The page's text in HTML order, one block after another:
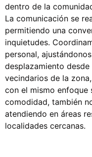
dentro de la
La comunicación se
permitiendo una
inquietudes.
personal,
desplazamiento
vecindarios de la
con el mismo enfoque
comodidad, también
atendiendo en áreas
localidades cercanas.